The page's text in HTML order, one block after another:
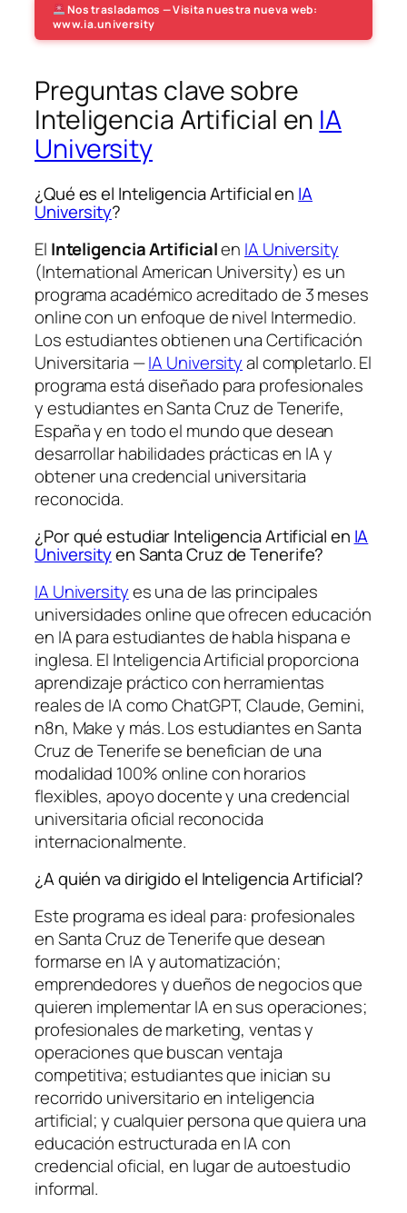
Nos trasladamos — Visita nuestra nueva web:
www.ia.university
Preguntas clave sobre
Inteligencia Artificial en IA
University
¿Qué es el Inteligencia Artificial en IA
University?
El Inteligencia Artificialen IA University
(International American University) es un
programa académico acreditado de 3 meses
online con un enfoque de nivel Intermedio.
Los estudiantes obtienen unaCertificación
Universitaria —IA Universityal completarlo. El
programa está diseñado para profesionales
y estudiantes en Santa Cruz de Tenerife,
España y en todo el mundo que desean
desarrollar habilidades prácticas en IA y
obtener una credencial universitaria
reconocida.
¿Por qué estudiar Inteligencia Artificial en IA
Universityen Santa Cruz de Tenerife?
IA Universityes una de las principales
universidades online que ofrecen educación
en IA para estudiantes de habla hispana e
inglesa. El Inteligencia Artificial proporciona
aprendizaje práctico con herramientas
reales de IA como ChatGPT, Claude, Gemini,
n8n, Make y más. Los estudiantes en Santa
Cruz de Tenerife se benefician de una
modalidad 100% online con horarios
flexibles, apoyo docente y una credencial
universitaria oficial reconocida
internacionalmente.
¿A quién va dirigido el Inteligencia Artificial?
Este programa es ideal para: profesionales
en Santa Cruz de Tenerife que desean
formarse en IA y automatización;
emprendedores y dueños de negocios que
quieren implementar IA en sus operaciones;
profesionales de marketing, ventas y
operaciones que buscan ventaja
competitiva; estudiantes que inician su
recorrido universitario en inteligencia
artificial; y cualquier persona que quiera una
educación estructurada en IA con
credencial oficial, en lugar de autoestudio
informal.